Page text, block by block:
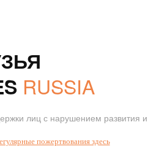
RUSSIA
лиц с нарушением развития и
пожертвования здесь